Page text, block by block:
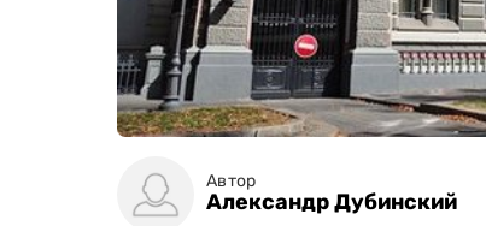
Автор
Александр Дубинский